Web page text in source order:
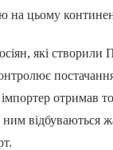
на цьому
які
отримав
ним відбуваються